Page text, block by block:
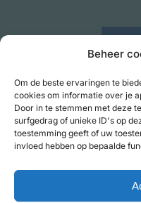
Beheer
Om de beste ervaringen te
cookies om informatie over je
Door in te stemmen met deze
surfgedrag of unieke ID's op
toestemming geeft of uw
invloed hebben op bepaalde